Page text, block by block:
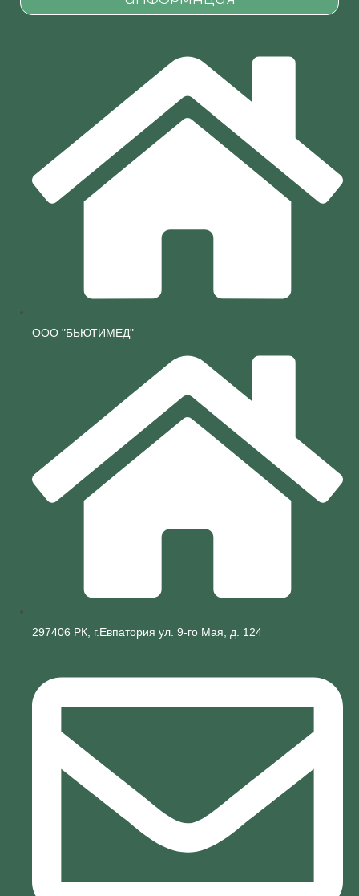
ООО "БЬЮТИМЕД"
297406 РК, г.Евпатория ул. 9-го Мая, д. 124